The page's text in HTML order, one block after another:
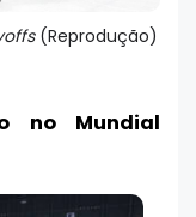
(Reprodução)
no Mundial